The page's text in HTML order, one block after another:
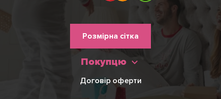
колонтитулу
Розмірна сітка
Покупцю
Договір оферти